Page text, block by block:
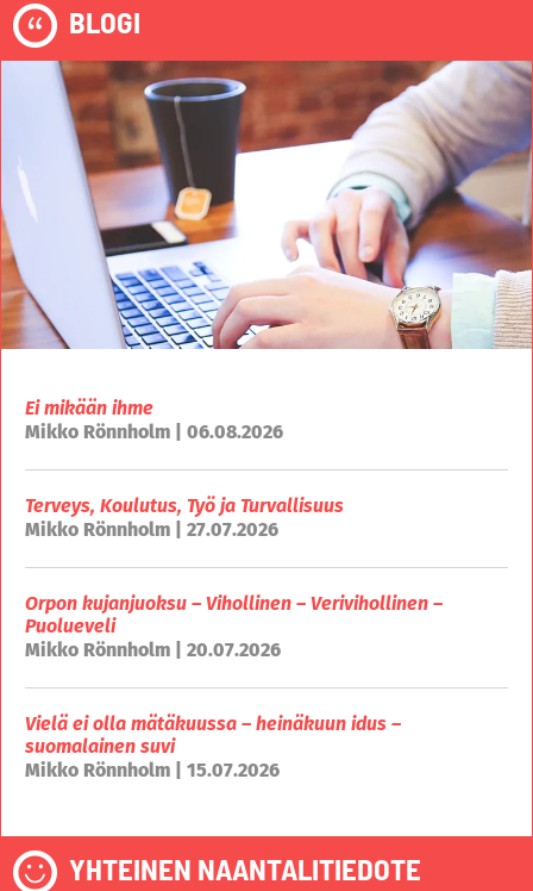
BLOGI
Ei mikään ihme
Mikko Rönnholm | 06.08.2026
Terveys, Koulutus, Työ ja Turvallisuus
Mikko Rönnholm | 27.07.2026
Orpon kujanjuoksu – Vihollinen – Verivihollinen –
Puolueveli
Mikko Rönnholm | 20.07.2026
Vielä ei olla mätäkuussa – heinäkuun idus –
suomalainen suvi
Mikko Rönnholm | 15.07.2026
YHTEINEN NAANTALITIEDOTE